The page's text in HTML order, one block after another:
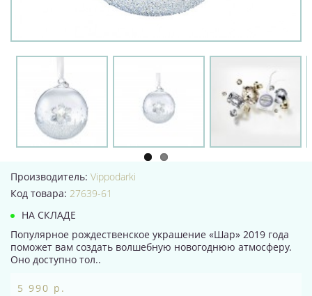
Производитель: Vippodarki
Код товара: 27639-61
НА СКЛАДЕ
Популярное рождественское украшение «Шар» 2019 года
поможет вам создать волшебную новогоднюю атмосферу.
Оно доступно тол..
5 990 р.